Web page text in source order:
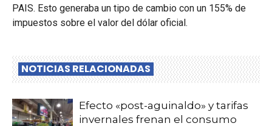
PAIS. Esto generaba un tipo de cambio con un 155% de
impuestos sobre el valor del dólar oficial.
NOTICIAS RELACIONADAS
Efecto «post-aguinaldo» y tarifas
invernales frenan el consumo